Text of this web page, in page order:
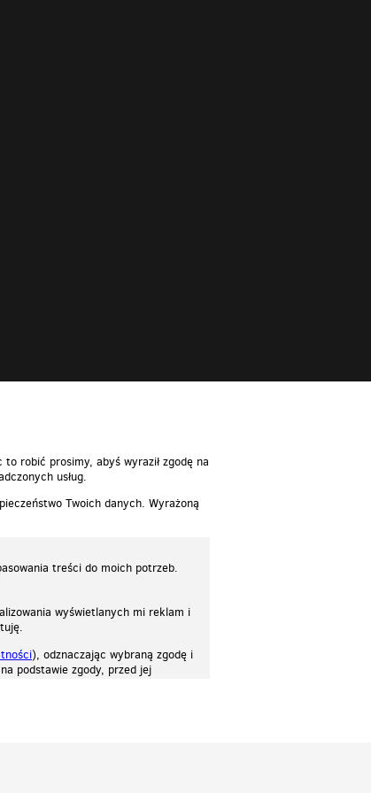
robić prosimy, abyś wyraził zgodę na
usług.
Twoich danych. Wyrażoną
treści do moich potrzeb.
wyświetlanych mi reklam i
), odznaczając wybraną zgodę i
podstawie zgody, przed jej